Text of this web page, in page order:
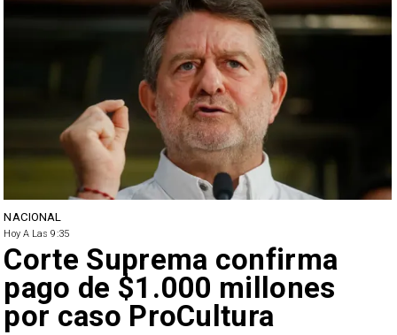
NACIONAL
Hoy A Las 9:35
Corte Suprema confirma
pago de $1.000 millones
por caso ProCultura